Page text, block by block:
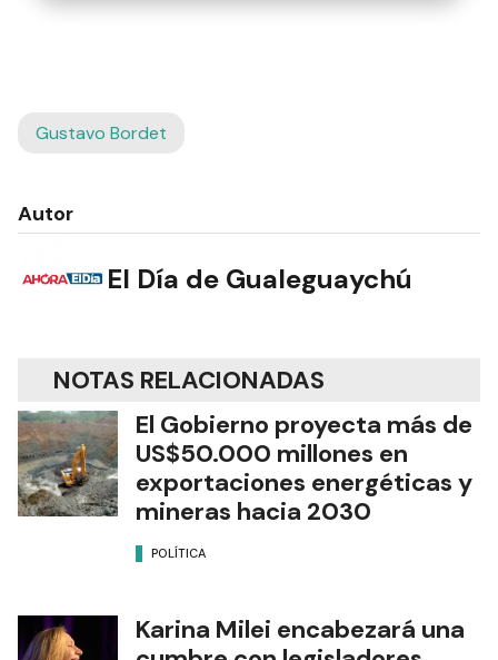
Gustavo Bordet
Autor
El Día de Gualeguaychú
NOTAS RELACIONADAS
El Gobierno proyecta más de
US$50.000 millones en
exportaciones energéticas y
mineras hacia 2030
POLÍTICA
Karina Milei encabezará una